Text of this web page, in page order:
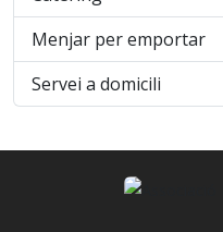
Menjar per emportar
Servei a domicili